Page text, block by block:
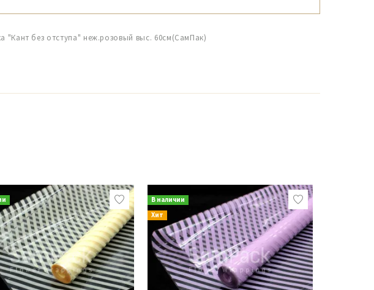
"Кант без отступа" неж.розовый выс. 60см(СамПак)
В наличии
Хит